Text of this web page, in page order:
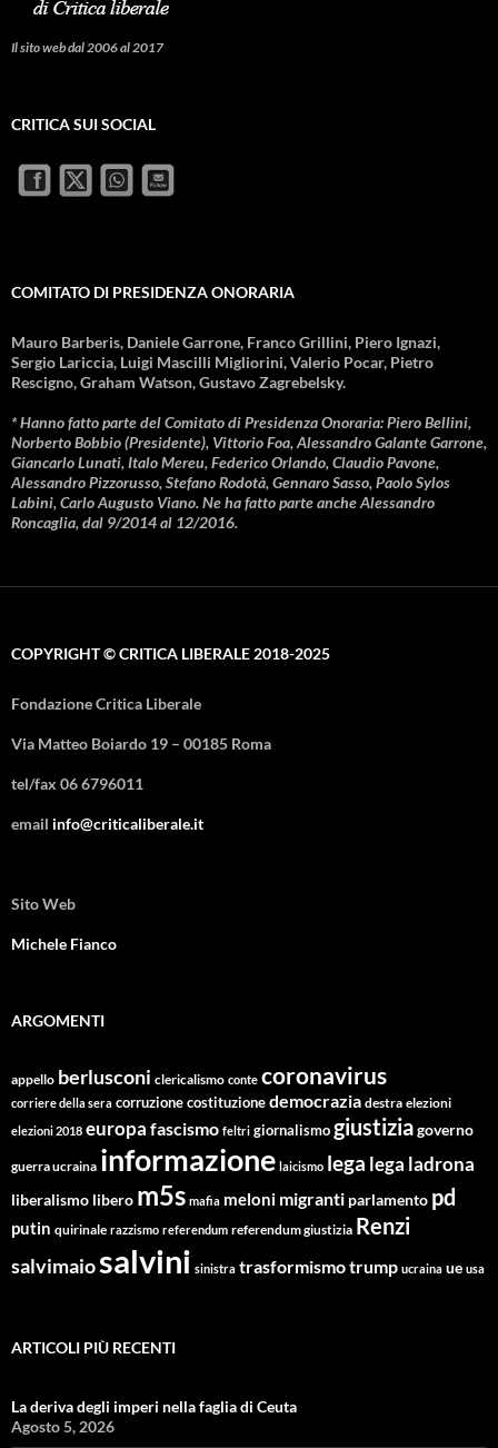
Il sito web dal 2006 al 2017
CRITICA SUI SOCIAL
COMITATO DI PRESIDENZA ONORARIA
Mauro Barberis, Daniele Garrone, Franco Grillini, Piero Ignazi,
Sergio Lariccia, Luigi Mascilli Migliorini, Valerio Pocar, Pietro
Rescigno, Graham Watson, Gustavo Zagrebelsky.
* Hanno fatto parte del Comitato di Presidenza Onoraria: Piero Bellini,
Norberto Bobbio (Presidente), Vittorio Foa, Alessandro Galante Garrone,
Giancarlo Lunati, Italo Mereu, Federico Orlando, Claudio Pavone,
Alessandro Pizzorusso, Stefano Rodotà, Gennaro Sasso, Paolo Sylos
Labini, Carlo Augusto Viano. Ne ha fatto parte anche Alessandro
Roncaglia, dal 9/2014 al 12/2016.
COPYRIGHT © CRITICA LIBERALE 2018-2025
Fondazione Critica Liberale
Via Matteo Boiardo 19 – 00185 Roma
tel/fax 06 6796011
email info@criticaliberale.it
Sito Web
Michele Fianco
ARGOMENTI
appello berlusconi clericalismo conte coronavirus
corriere della sera corruzionecostituzionedemocrazia destra elezioni
elezioni 2018 europa fascismo feltri giornalismogiustiziagoverno
guerra ucraina informazione laicismo lega lega ladrona
liberalismo libero m5s mafia meloni migranti parlamento pd
putin quirinale razzismo referendum referendum giustizia Renzi
salvimaiosalvini sinistra trasformismotrump ucraina ue usa
ARTICOLI PIÙ RECENTI
La deriva degli imperi nella faglia di Ceuta
Agosto 5, 2026